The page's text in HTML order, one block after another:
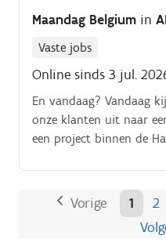
Maandag Belgium in
Vaste jobs
Online sinds 3 jul.
En vandaag? Vandaag
onze klanten uit naar
een project binnen de
Vorige 1 2